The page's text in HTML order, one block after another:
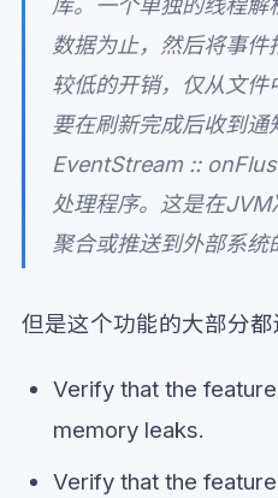
库。一个单独的线程解
数据为止，然后将事
较低的开销，仅从文件
要在刷新完成后收到通
EventStream ::
处理程序。这是在
聚合或推送到外部系统
但是这个功能的大部分都
Verify that the
memory leaks.
Verify that the